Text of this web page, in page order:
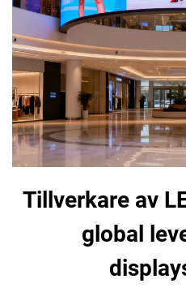
Tillverkare av
global